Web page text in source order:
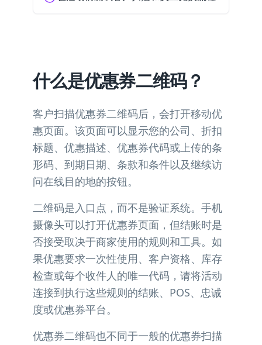
什么是优惠券二维码？
客户扫描优惠券二维码后，会打开移动优
惠页面。该页面可以显示您的公司、折扣
标题、优惠描述、优惠券代码或上传的条
形码、到期日期、条款和条件以及继续访
问在线目的地的按钮。
二维码是入口点，而不是验证系统。手机
摄像头可以打开优惠券页面，但结账时是
否接受取决于商家使用的规则和工具。如
果优惠要求一次性使用、客户资格、库存
检查或每个收件人的唯一代码，请将活动
连接到执行这些规则的结账、POS、忠诚
度或优惠券平台。
优惠券二维码也不同于一般的优惠券扫描